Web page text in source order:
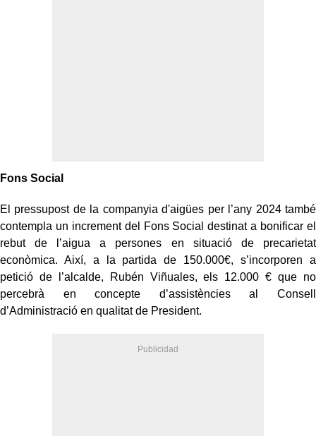
Fons Social
El pressupost de la companyia d'aigües per l’any 2024 també
contempla un increment del Fons Social destinat a bonificar el
rebut de l’aigua a persones en situació de precarietat
econòmica. Així, a la partida de 150.000€, s’incorporen a
petició de l’alcalde, Rubén Viñuales, els 12.000 € que no
percebrà en concepte d’assistències al Consell
d’Administració en qualitat de President.